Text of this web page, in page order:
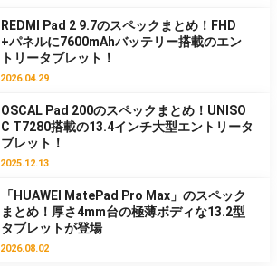
REDMI Pad 2 9.7のスペックまとめ！FHD
+パネルに7600mAhバッテリー搭載のエン
トリータブレット！
2026.04.29
OSCAL Pad 200のスペックまとめ！UNISO
C T7280搭載の13.4インチ大型エントリータ
ブレット！
2025.12.13
「HUAWEI MatePad Pro Max」のスペック
まとめ！厚さ4mm台の極薄ボディな13.2型
タブレットが登場
2026.08.02